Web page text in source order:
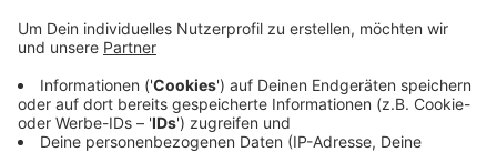
stellen. Das hat der Stadtentwicklungsauss am
Nachmittag einstimmig dem Rat empfohlen. Es sollen
zwei Förderanträge gestellt werden: einer für eine
geschlossene Halle und einer für eine offene Variante.
Der Ausschuss hat die Verwaltung außerdem